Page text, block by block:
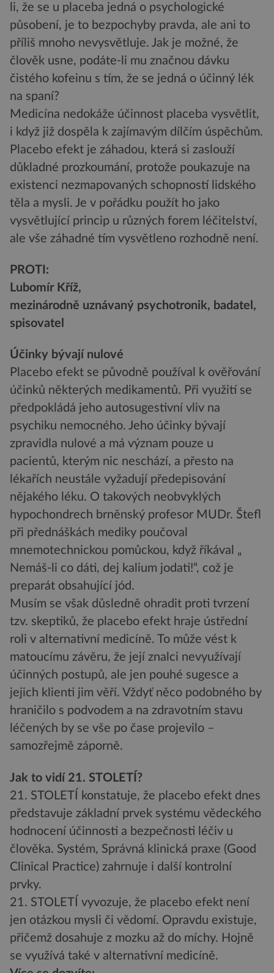
li, že se u placeba jedná o psychologické
působení, je to bezpochyby pravda, ale ani to
příliš mnoho nevysvětluje. Jak je možné, že
člověk usne, podáte-li mu značnou dávku
čistého kofeinu s tím, že se jedná o účinný lék
na spaní?
Medicína nedokáže účinnost placeba vysvětlit,
i když již dospěla k zajímavým dílčím úspěchům.
Placebo efekt je záhadou, která si zaslouží
důkladné prozkoumání, protože poukazuje na
existenci nezmapovaných schopností lidského
těla a mysli. Je v pořádku použít ho jako
vysvětlující princip u různých forem léčitelství,
ale vše záhadné tím vysvětleno rozhodně není.
PROTI:
Lubomír Kříž,
mezinárodně uznávaný psychotronik, badatel,
spisovatel
Účinky bývají nulové
Placebo efekt se původně používal k ověřování
účinků některých medikamentů. Při využití se
předpokládá jeho autosugestivní vliv na
psychiku nemocného. Jeho účinky bývají
zpravidla nulové a má význam pouze u
pacientů, kterým nic neschází, a přesto na
lékařích neustále vyžadují předepisování
nějakého léku. O takových neobvyklých
hypochondrech brněnský profesor MUDr. Štefl
při přednáškách mediky poučoval
mnemotechnickou pomůckou, když říkával „
Nemáš-li co dáti, dej kalium jodati!“, což je
preparát obsahující jód.
Musím se však důsledně ohradit proti tvrzení
tzv. skeptiků, že placebo efekt hraje ústřední
roli v alternativní medicíně. To může vést k
matoucímu závěru, že její znalci nevyužívají
účinných postupů, ale jen pouhé sugesce a
jejich klienti jim věří. Vždyť něco podobného by
hraničilo s podvodem a na zdravotním stavu
léčených by se vše po čase projevilo –
samozřejmě záporně.
Jak to vidí 21. STOLETÍ?
21. STOLETÍ konstatuje, že placebo efekt dnes
představuje základní prvek systému vědeckého
hodnocení účinnosti a bezpečnosti léčiv u
člověka. Systém, Správná klinická praxe (Good
Clinical Practice) zahrnuje i další kontrolní
prvky.
21. STOLETÍ vyvozuje, že placebo efekt není
jen otázkou mysli či vědomí. Opravdu existuje,
přičemž dosahuje z mozku až do míchy. Hojně
se využívá také v alternativní medicíně.